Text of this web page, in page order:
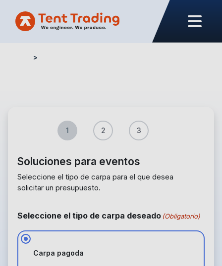
1 2 3
Soluciones para eventos
Seleccione el tipo de carpa para el que desea
solicitar un presupuesto.
Seleccione el tipo de carpa deseado (Obligatorio)
Carpa pagoda